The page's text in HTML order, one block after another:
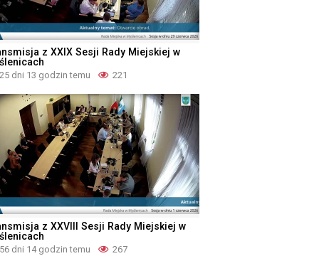
z XXIX Sesji Rady Miejskiej w
25 dni 13 godzin temu 221
z XXVIII Sesji Rady Miejskiej w
56 dni 14 godzin temu 267